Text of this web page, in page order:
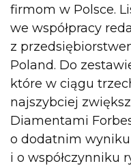
firmom w Polsce.
we współpracy
z
Poland. Do
które w ciągu
najszybciej
Diamentami
o dodatnim
i o współczynniku